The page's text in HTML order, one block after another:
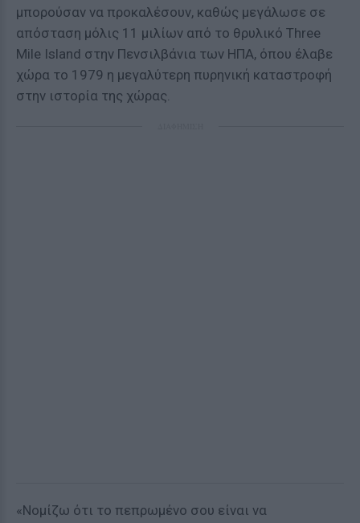
μπορούσαν να προκαλέσουν, καθώς μεγάλωσε σε
απόσταση μόλις 11 μιλίων από το θρυλικό Three
Mile Island στην Πενσιλβάνια των ΗΠΑ, όπου έλαβε
χώρα το 1979 η μεγαλύτερη πυρηνική καταστροφή
στην ιστορία της χώρας.
«Νομίζω ότι το πεπρωμένο σου είναι να